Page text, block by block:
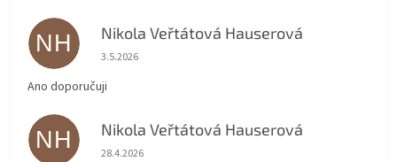
NH Nikola Veřtátová Hauserová
Hodnocení obchodu je 5 z 5 hvězdiček.
3.5.2026
Ano doporučuji
NH Nikola Veřtátová Hauserová
Hodnocení obchodu je 5 z 5 hvězdiček.
28.4.2026